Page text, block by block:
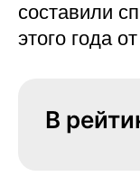
составили
этого года
В